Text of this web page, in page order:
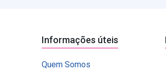
Informações úteis
Quem Somos